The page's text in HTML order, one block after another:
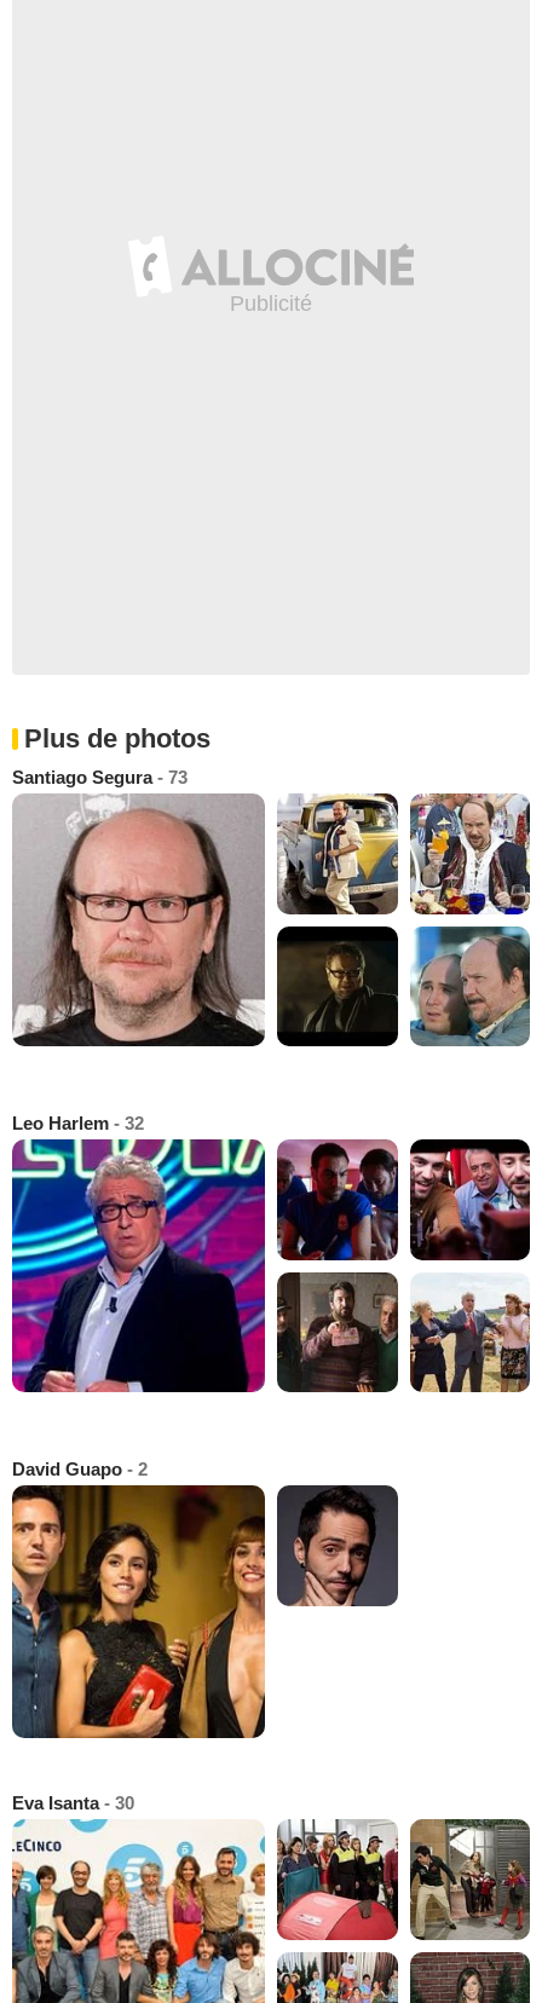
Plus de photos
Santiago Segura- 73
Leo Harlem - 32
David Guapo - 2
Eva Isanta- 30